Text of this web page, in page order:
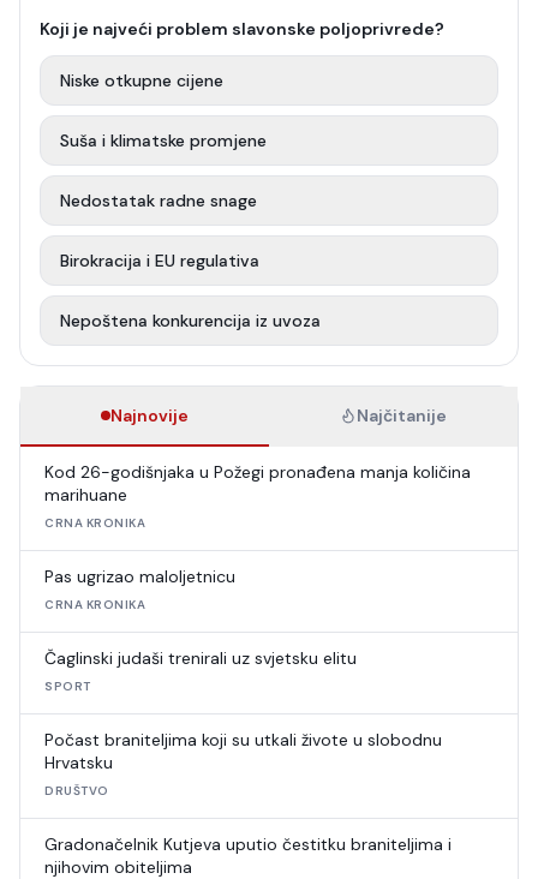
Koji je najveći problem slavonske poljoprivrede?
Niske otkupne cijene
Suša i klimatske promjene
Nedostatak radne snage
Birokracija i EU regulativa
Nepoštena konkurencija iz uvoza
Najnovije Najčitanije
Kod 26-godišnjaka u Požegi pronađena manja količina
marihuane
CRNA KRONIKA
Pas ugrizao maloljetnicu
CRNA KRONIKA
Čaglinski judaši trenirali uz svjetsku elitu
SPORT
Počast braniteljima koji su utkali živote u slobodnu
Hrvatsku
DRUŠTVO
Gradonačelnik Kutjeva uputio čestitku braniteljima i
njihovim obiteljima